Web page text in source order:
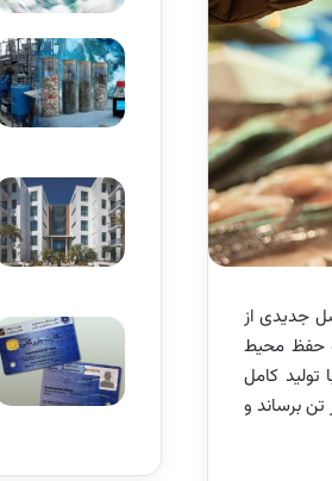
جدیدی از
حفظ محیط
کامل
تن برساند و